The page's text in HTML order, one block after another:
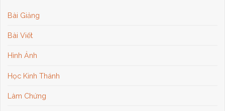
Bài Giảng
Bài Viết
Hình Ảnh
Học Kinh Thánh
Làm Chứng